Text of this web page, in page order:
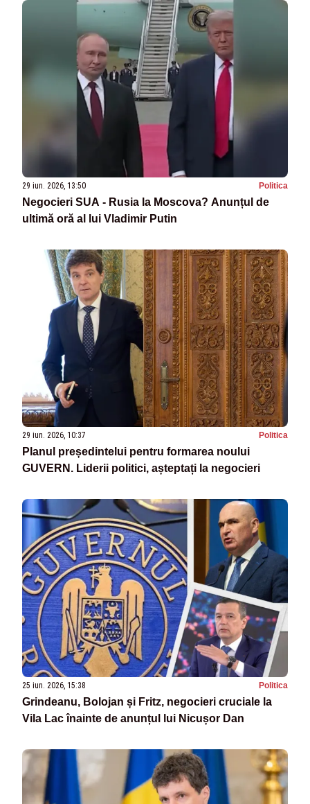
29 iun. 2026, 13:50 Politica
Negocieri SUA - Rusia la Moscova? Anunțul de
ultimă oră al lui Vladimir Putin
29 iun. 2026, 10:37 Politica
Planul președintelui pentru formarea noului
GUVERN. Liderii politici, așteptați la negocieri
25 iun. 2026, 15:38 Politica
Grindeanu, Bolojan și Fritz, negocieri cruciale la
Vila Lac înainte de anunțul lui Nicușor Dan